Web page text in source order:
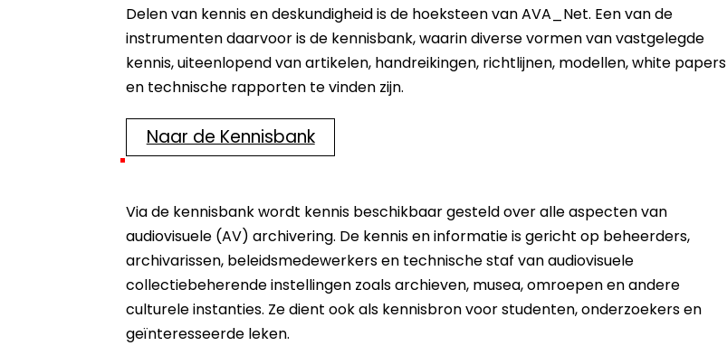
Delen van kennis en deskundigheid is de hoeksteen van AVA_Net. Een van de
instrumenten daarvoor is de kennisbank, waarin diverse vormen van vastgelegde
kennis, uiteenlopend van artikelen, handreikingen, richtlijnen, modellen, white papers
en technische rapporten te vinden zijn.
Naar de Kennisbank
Via de kennisbank wordt kennis beschikbaar gesteld over alle aspecten van
audiovisuele (AV) archivering. De kennis en informatie is gericht op beheerders,
archivarissen, beleidsmedewerkers en technische staf van audiovisuele
collectiebeherende instellingen zoals archieven, musea, omroepen en andere
culturele instanties. Ze dient ook als kennisbron voor studenten, onderzoekers en
geïnteresseerde leken.